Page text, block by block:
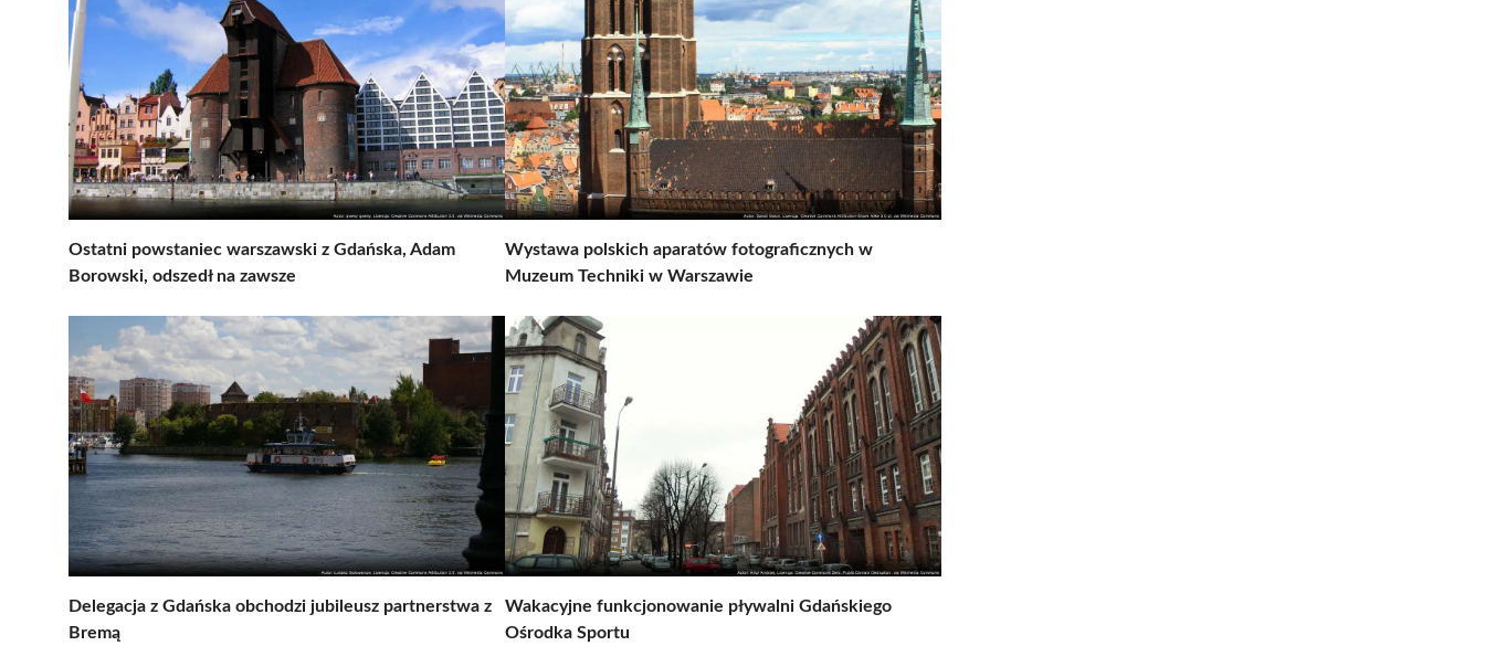
Ostatni powstaniec warszawski z Gdańska, Adam
Borowski, odszedł na zawsze
Wystawa polskich aparatów fotograficznych w
Muzeum Techniki w Warszawie
Delegacja z Gdańska obchodzi jubileusz partnerstwa z
Bremą
Wakacyjne funkcjonowanie pływalni Gdańskiego
Ośrodka Sportu